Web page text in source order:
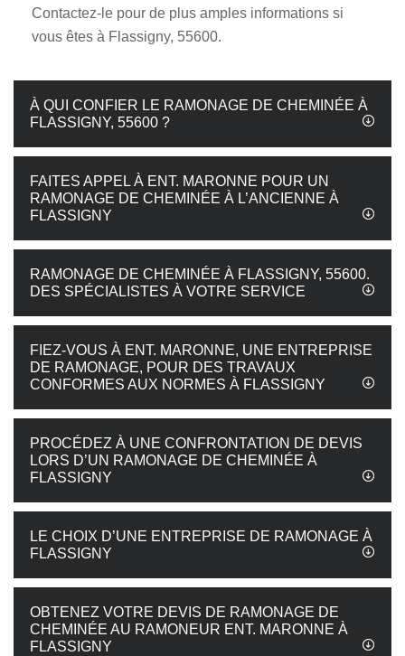
Contactez-le pour de plus amples informations si
vous êtes à Flassigny, 55600.
À QUI CONFIER LE RAMONAGE DE CHEMINÉE À
FLASSIGNY, 55600 ?
FAITES APPEL À ENT. MARONNE POUR UN
RAMONAGE DE CHEMINÉE À L’ANCIENNE À
FLASSIGNY
RAMONAGE DE CHEMINÉE À FLASSIGNY, 55600.
DES SPÉCIALISTES À VOTRE SERVICE
FIEZ-VOUS À ENT. MARONNE, UNE ENTREPRISE
DE RAMONAGE, POUR DES TRAVAUX
CONFORMES AUX NORMES À FLASSIGNY
PROCÉDEZ À UNE CONFRONTATION DE DEVIS
LORS D’UN RAMONAGE DE CHEMINÉE À
FLASSIGNY
LE CHOIX D’UNE ENTREPRISE DE RAMONAGE À
FLASSIGNY
OBTENEZ VOTRE DEVIS DE RAMONAGE DE
CHEMINÉE AU RAMONEUR ENT. MARONNE À
FLASSIGNY